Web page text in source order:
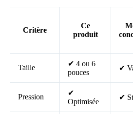
Critère
Ce
produit
Taille
✔ 4 ou 6
pouces
✔
Pression
✔
Optimisée
✔